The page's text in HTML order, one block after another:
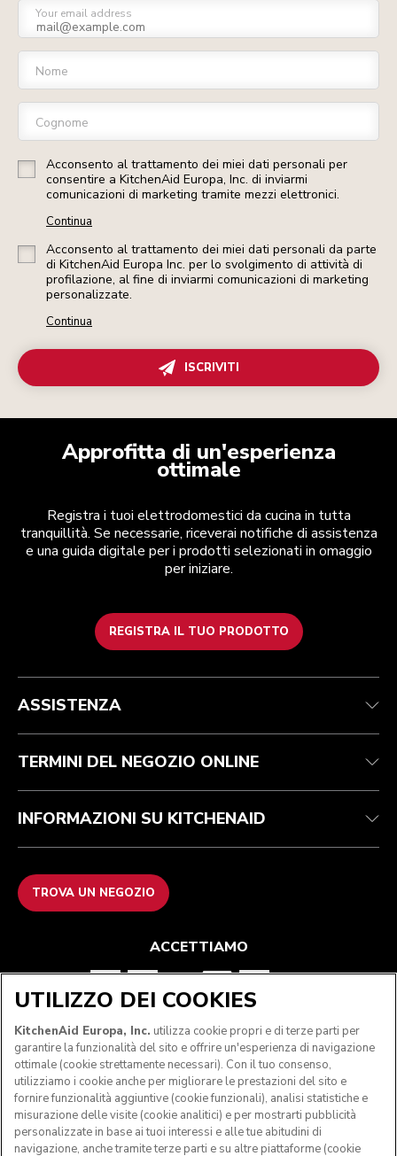
Your email address
Nome
Cognome
Acconsento al trattamento dei miei dati personali per
consentire a KitchenAid Europa, Inc. di inviarmi
comunicazioni di marketing tramite mezzi elettronici.
Continua
Acconsento al trattamento dei miei dati personali da parte
di KitchenAid Europa Inc. per lo svolgimento di attività di
profilazione, al fine di inviarmi comunicazioni di marketing
personalizzate.
Continua
ISCRIVITI
Approfitta di un'esperienza
ottimale
Registra i tuoi elettrodomestici da cucina in tutta
tranquillità. Se necessarie, riceverai notifiche di assistenza
e una guida digitale per i prodotti selezionati in omaggio
per iniziare.
REGISTRA IL TUO PRODOTTO
Assistenza clienti
Garanzia e documentazione
Contattaci
Termini e condizioni
Resi e rimborsi
Imprint
ODR
Per il marchio
Trova un negozio
ASSISTENZA
TERMINI DEL NEGOZIO ONLINE
INFORMAZIONI SU KITCHENAID
TROVA UN NEGOZIO
ACCETTIAMO
SEGUICI
UTILIZZO DEI COOKIES
KitchenAid Europa, Inc. utilizza cookie propri e di terze parti per
garantire la funzionalità del sito e offrire un'esperienza di navigazione
ottimale (cookie strettamente necessari). Con il tuo consenso,
utilizziamo i cookie anche per migliorare le prestazioni del sito e
fornire funzionalità aggiuntive (cookie funzionali), analisi statistiche e
misurazione delle visite (cookie analitici) e per mostrarti pubblicità
personalizzate in base ai tuoi interessi e alle tue abitudini di
navigazione, anche tramite terze parti e su altre piattaforme (cookie